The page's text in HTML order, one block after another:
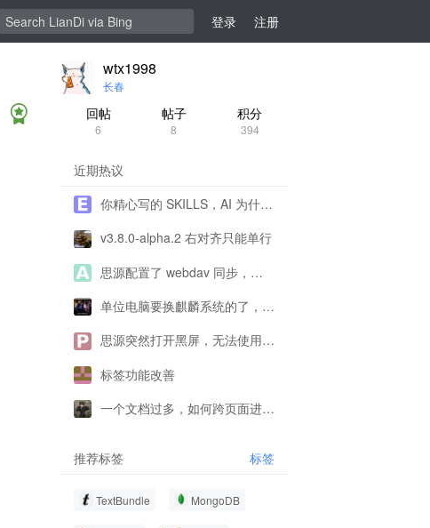
登录 注册
wtx1998
长春
回帖
6
帖子
8
积分
394
近期热议
你精心写的 SKILLS，AI 为什么不用、错用？
v3.8.0-alpha.2 右对齐只能单行
思源配置了 webdav 同步，为什么一直提示配置有问题呀？
单位电脑要换麒麟系统的了，思源还能用了吗？
思源突然打开黑屏，无法使用求帮助！
标签功能改善
一个文档过多，如何跨页面进行复制
推荐标签 标签
TextBundle MongoDB